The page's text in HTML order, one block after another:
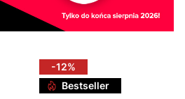
-12%
Bestseller